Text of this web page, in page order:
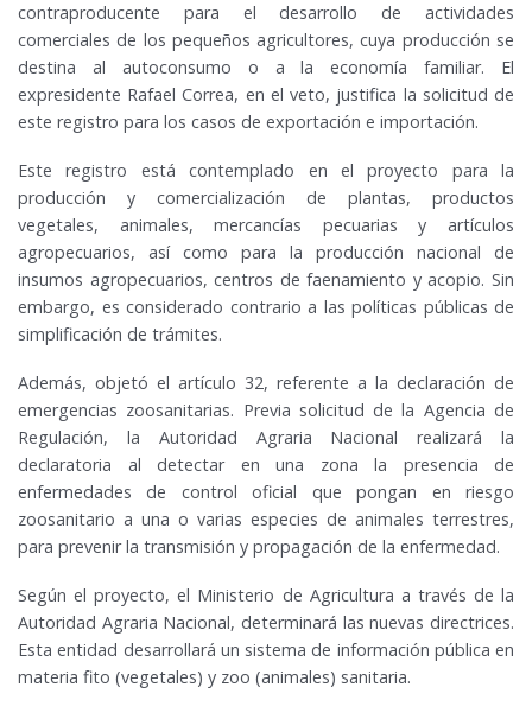
contraproducente para el desarrollo de actividades
comerciales de los pequeños agricultores, cuya producción se
destina al autoconsumo o a la economía familiar. El
expresidente Rafael Correa, en el veto, justifica la solicitud de
este registro para los casos de exportación e importación.
Este registro está contemplado en el proyecto para la
producción y comercialización de plantas, productos
vegetales, animales, mercancías pecuarias y artículos
agropecuarios, así como para la producción nacional de
insumos agropecuarios, centros de faenamiento y acopio. Sin
embargo, es considerado contrario a las políticas públicas de
simplificación de trámites.
Además, objetó el artículo 32, referente a la declaración de
emergencias zoosanitarias. Previa solicitud de la Agencia de
Regulación, la Autoridad Agraria Nacional realizará la
declaratoria al detectar en una zona la presencia de
enfermedades de control oficial que pongan en riesgo
zoosanitario a una o varias especies de animales terrestres,
para prevenir la transmisión y propagación de la enfermedad.
Según el proyecto, el Ministerio de Agricultura a través de la
Autoridad Agraria Nacional, determinará las nuevas directrices.
Esta entidad desarrollará un sistema de información pública en
materia fito (vegetales) y zoo (animales) sanitaria.